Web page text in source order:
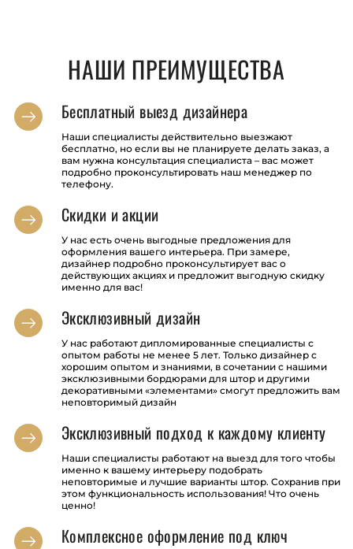
НАШИ ПРЕИМУЩЕСТВА
Бесплатный выезд дизайнера
Наши специалисты действительно выезжают
бесплатно, но если вы не планируете делать заказ, а
вам нужна консультация специалиста – вас может
подробно проконсультировать наш менеджер по
телефону.
Скидки и акции
У нас есть очень выгодные предложения для
оформления вашего интерьера. При замере,
дизайнер подробно проконсультирует вас о
действующих акциях и предложит выгодную скидку
именно для вас!
Эксклюзивный дизайн
У нас работают дипломированные специалисты с
опытом работы не менее 5 лет. Только дизайнер с
хорошим опытом и знаниями, в сочетании с нашими
эксклюзивными бордюрами для штор и другими
декоративными «элементами» смогут предложить вам
неповторимый дизайн
Эксклюзивный подход к каждому клиенту
Наши специалисты работают на выезд для того чтобы
именно к вашему интерьеру подобрать
неповторимые и лучшие варианты штор. Сохранив при
этом функциональность использования! Что очень
ценно!
Комплексное оформление под ключ